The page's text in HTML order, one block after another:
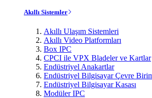
Akıllı Sistemler
Akıllı Ulaşım Sistemleri
Akıllı Video Platformları
Box IPC
CPCI ile VPX Bladeler ve Kartlar
Endüstriyel Anakartlar
Endüstriyel Bilgisayar Çevre
Endüstriyel Bilgisayar Kasası
Modüler IPC